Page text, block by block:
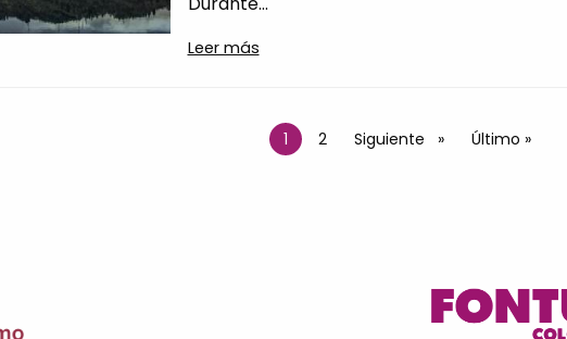
Leer más
Página actual
1 Página
2 Siguiente página
Siguiente Última página
Último »